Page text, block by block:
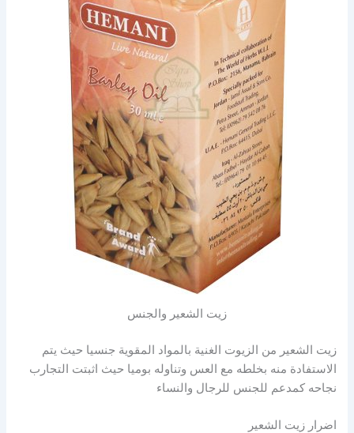
زيت الشعير والجنس
زيت الشعير من الزيوت الغنية بالمواد المقوية جنسيا حيث يتم
الاستفادة منه بخلطه مع العس وتناوله بوميا حيث اثبتت التجارب
نجاحه كمدعم للجنس للرجال والنساء
اضرار زيت الشعير